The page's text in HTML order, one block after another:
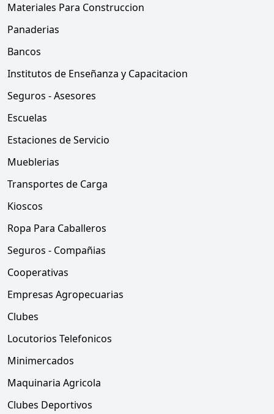
Materiales Para Construccion
Panaderias
Bancos
Institutos de Enseñanza y Capacitacion
Seguros - Asesores
Escuelas
Estaciones de Servicio
Mueblerias
Transportes de Carga
Kioscos
Ropa Para Caballeros
Seguros - Compañias
Cooperativas
Empresas Agropecuarias
Clubes
Locutorios Telefonicos
Minimercados
Maquinaria Agricola
Clubes Deportivos